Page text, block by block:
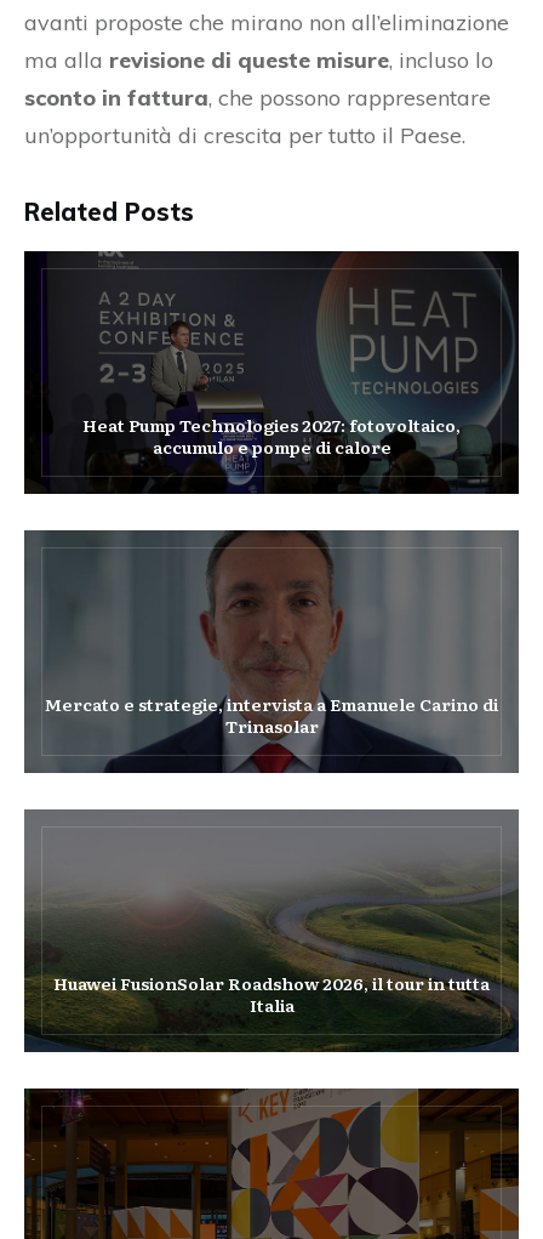
avanti proposte che mirano non all’eliminazione
ma alla revisione di queste misure, incluso lo
sconto in fattura, che possono rappresentare
un’opportunità di crescita per tutto il Paese.
Related Posts
Heat Pump Technologies 2027: fotovoltaico,
accumulo e pompe di calore
Mercato e strategie, intervista a Emanuele Carino di
Trinasolar
Huawei FusionSolar Roadshow 2026, il tour in tutta
Italia